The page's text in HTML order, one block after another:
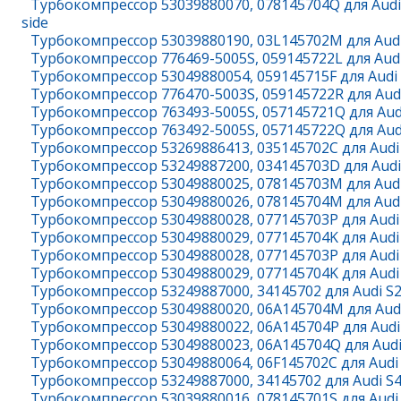
Турбокомпрессор 53039880070, 078145704Q для
side
Турбокомпрессор 53039880190, 03L145702M для
Турбокомпрессор 776469-5005S, 059145722L для
Турбокомпрессор 53049880054, 059145715F для Audi
Турбокомпрессор 776470-5003S, 059145722R для
Турбокомпрессор 763493-5005S, 057145721Q для
Турбокомпрессор 763492-5005S, 057145722Q для
Турбокомпрессор 53269886413, 035145702C для
Турбокомпрессор 53249887200, 034145703D для
Турбокомпрессор 53049880025, 078145703M для
Турбокомпрессор 53049880026, 078145704M для
Турбокомпрессор 53049880028, 077145703P для
Турбокомпрессор 53049880029, 077145704K для
Турбокомпрессор 53049880028, 077145703P для
Турбокомпрессор 53049880029, 077145704K для
Турбокомпрессор 53249887000, 34145702 для Audi
Турбокомпрессор 53049880020, 06A145704M для
Турбокомпрессор 53049880022, 06A145704P для
Турбокомпрессор 53049880023, 06A145704Q для
Турбокомпрессор 53049880064, 06F145702C для Audi
Турбокомпрессор 53249887000, 34145702 для Audi